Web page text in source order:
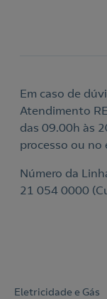
Em caso de
Atendimento
das 09.00h às
processo ou
Número da
21 054 0000
Eletricidade e Gás